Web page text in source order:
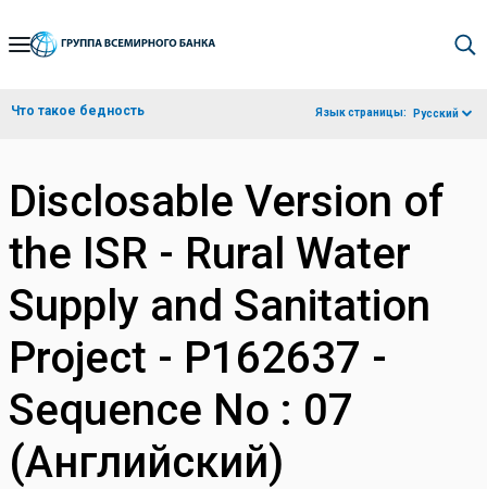
Skip
Navigation
Что такое бедность Язык страницы: Русский
Disclosable Version of
the ISR - Rural Water
Supply and Sanitation
Project - P162637 -
Sequence No : 07
(Английский)